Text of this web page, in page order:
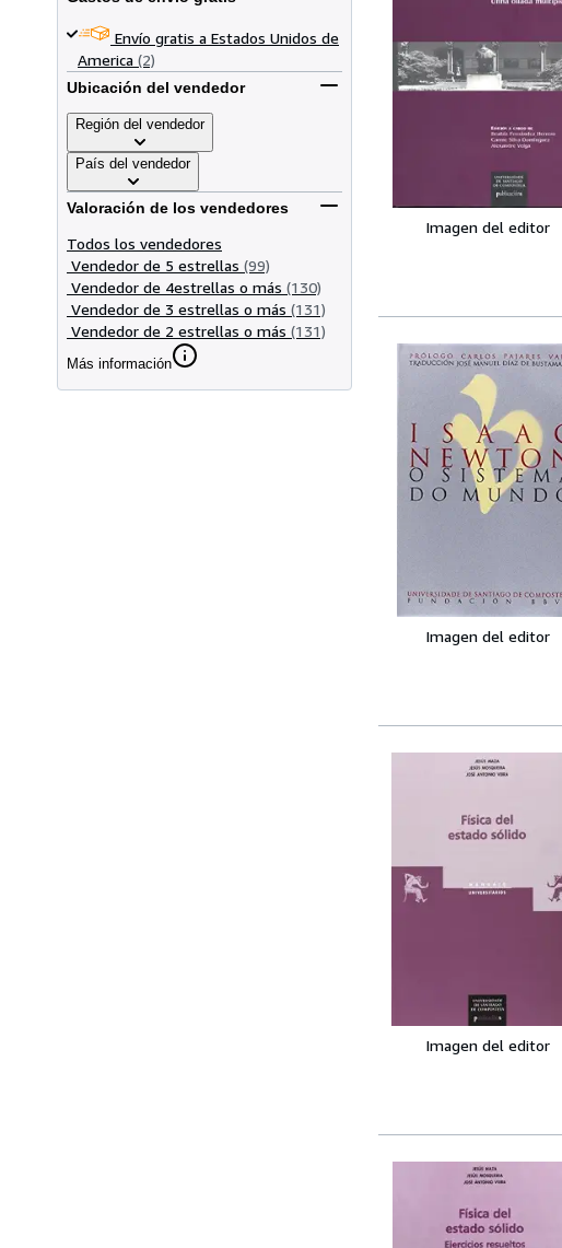
Envío gratis a Estados Unidos de
America (2)
Ubicación del vendedor
Región del vendedor
País del vendedor
Valoración de los vendedores
Todos los vendedores
Vendedor de 5 estrellas (99)
Vendedor de 4estrellas o más (130)
Vendedor de 3 estrellas o más (131)
Vendedor de 2 estrellas o más (131)
Más información
Imagen del editor
Imagen del editor
Imagen del editor